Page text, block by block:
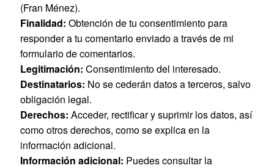
(Fran Ménez).
Finalidad: Obtención de tu consentimiento para
responder a tu comentario enviado a través de mi
formulario de comentarios.
Legitimación: Consentimiento del interesado.
Destinatarios: No se cederán datos a terceros, salvo
obligación legal.
Derechos: Acceder, rectificar y suprimir los datos, así
como otros derechos, como se explica en la
información adicional.
Información adicional: Puedes consultar la